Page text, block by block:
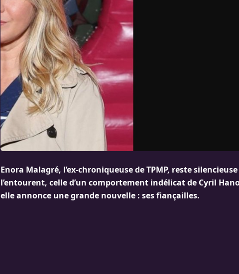
Enora Malagré, l’ex-chroniqueuse de TPMP, reste
l’entourent, celle d’un comportement indélicat de Cyril
elle annonce une grande nouvelle : ses fiançailles.